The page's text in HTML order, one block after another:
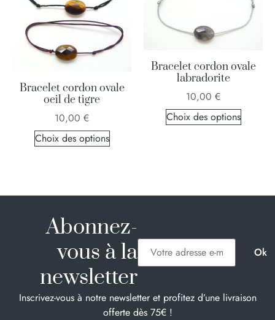
Bracelet cordon ovale
oeil de tigre
10,00 €
Choix des options
Bracelet cordon ovale
labradorite
10,00 €
Choix des options
Abonnez-
vous à la
newsletter
Inscrivez-vous à notre newsletter et profitez d’une livraison
offerte dès 75€ !